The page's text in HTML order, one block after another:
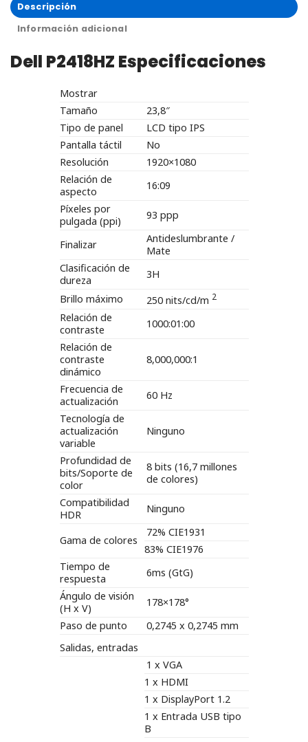
Descripción
Información adicional
Dell P2418HZ Especificaciones
Mostrar
Tamaño
23,8″
Tipo de panel
LCD tipo IPS
Pantalla táctil
No
Resolución
1920×1080
Relación de
aspecto
16:09
Píxeles por
pulgada (ppi)
93 ppp
Finalizar
Antideslumbrante /
Mate
Clasificación de
dureza
3H
Brillo máximo
250 nits/cd/m 2
Relación de
contraste
1000:01:00
Relación de
contraste
dinámico
8,000,000:1
Frecuencia de
actualización
60 Hz
Tecnología de
actualización
variable
Ninguno
Profundidad de
bits/Soporte de
color
8 bits (16,7 millones
de colores)
Compatibilidad
HDR
Ninguno
Gama de colores
72% CIE1931
83% CIE1976
Tiempo de
respuesta
6ms (GtG)
Ángulo de visión
(H x V)
178×178°
Paso de punto
0,2745 x 0,2745 mm
Salidas, entradas
1 x VGA
1 x HDMI
1 x DisplayPort 1.2
1 x Entrada USB tipo
B